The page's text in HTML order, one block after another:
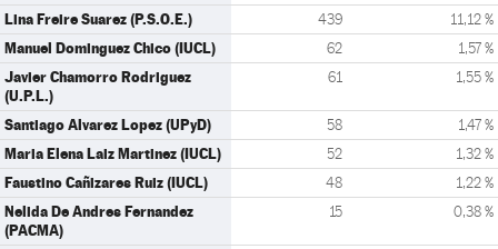
Lina Freire Suarez (P.S.O.E.) 439 11,12 %
Manuel Dominguez Chico (IUCL) 62 1,57 %
Javier Chamorro Rodriguez
(U.P.L.)
61 1,55 %
Santiago Alvarez Lopez (UPyD) 58 1,47 %
Maria Elena Laiz Martinez (IUCL) 52 1,32 %
Faustino Cañizares Ruiz (IUCL) 48 1,22 %
Nelida De Andres Fernandez
(PACMA)
15 0,38 %